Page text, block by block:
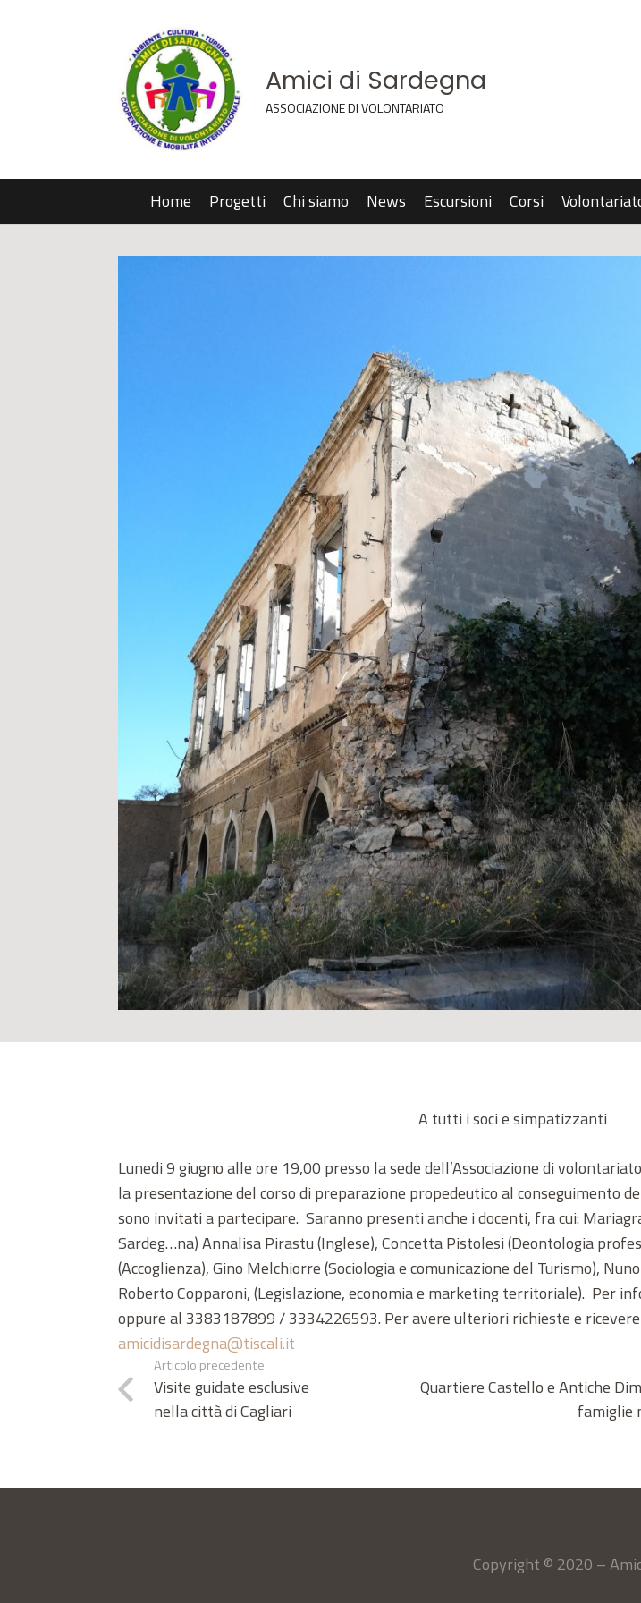
Amici di Sardegna
ASSOCIAZIONE DI VOLONTARIATO
Home Progetti Chi siamo News Escursioni Corsi
A tutti i soci e simpatizzanti
Lunedi 9 giugno alle ore 19,00 presso la sede dell’Associazione di
la presentazione del corso di preparazione propedeutico al conseguimento
sono invitati a partecipare. Saranno presenti anche i docenti, fra cui:
Sardeg…na) Annalisa Pirastu (Inglese), Concetta Pistolesi (Deontologia
(Accoglienza), Gino Melchiorre (Sociologia e comunicazione del Turismo),
Roberto Copparoni, (Legislazione, economia e marketing territoriale). Per
oppure al 3383187899 / 3334226593. Per avere ulteriori richieste e
amicidisardegna@tiscali.it
Articolo precedente
Visite guidate esclusive
nella città di Cagliari
Quartiere Castello e Antiche
famiglie
Copyright © 2020 –